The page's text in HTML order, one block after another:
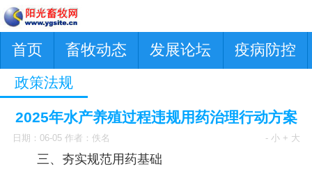
首页 畜牧动态 发展论坛 疫病防控
政策法规
2025年水产养殖过程违规用药治理行动方案
日期：06-05 作者：佚名 - 小 + 大
三、夯实规范用药基础